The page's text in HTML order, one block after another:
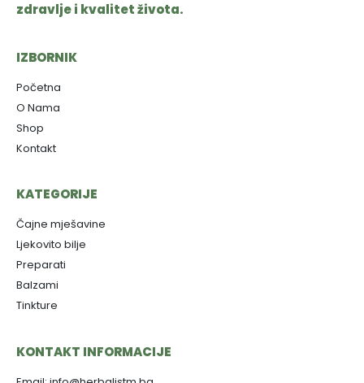
zdravlje i kvalitet života.
IZBORNIK
Početna
O Nama
Shop
Kontakt
KATEGORIJE
Čajne mješavine
Ljekovito bilje
Preparati
Balzami
Tinkture
KONTAKT INFORMACIJE